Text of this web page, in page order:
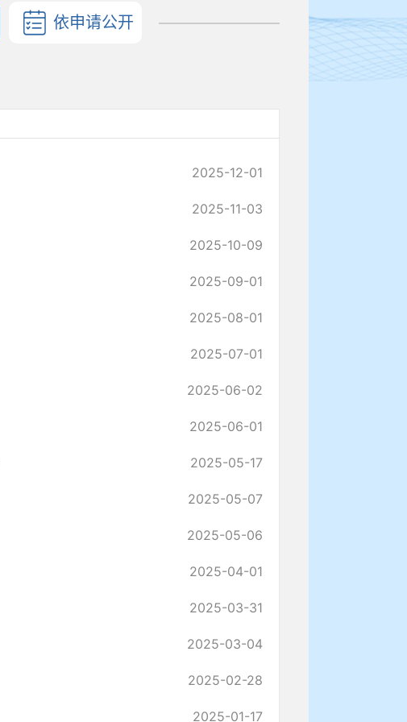
依申请公开
2025-12-01
2025-11-03
2025-10-09
2025-09-01
2025-08-01
2025-07-01
2025-06-02
2025-06-01
2025-05-17
2025-05-07
2025-05-06
2025-04-01
2025-03-31
2025-03-04
2025-02-28
2025-01-17